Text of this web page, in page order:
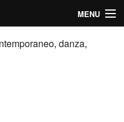
MENU
danza,